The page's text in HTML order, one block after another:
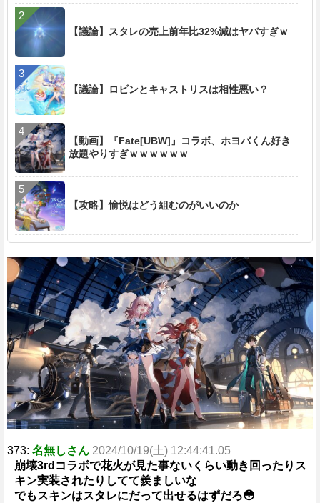
【議論】スタレの売上前年比32%減はヤバすぎｗ
【議論】ロビンとキャストリスは相性悪い？
【動画】『Fate[UBW]』コラボ、ホヨバくん好き
放題やりすぎｗｗｗｗｗｗ
【攻略】愉悦はどう組むのがいいのか
373: 名無しさん 2024/10/19(土) 12:44:41.05
崩壊3rdコラボで花火が見た事ないくらい動き回ったりス
キン実装されたりしてて羨ましいな
でもスキンはスタレにだって出せるはずだろ😳